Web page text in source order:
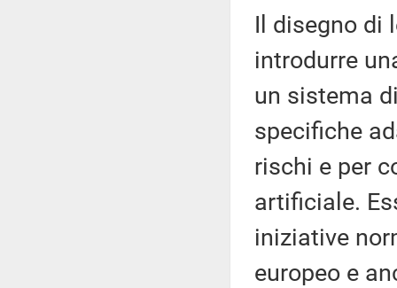
Il disegno di
introdurre
un sistema
specifiche
rischi e per
artificiale.
iniziative
europeo e